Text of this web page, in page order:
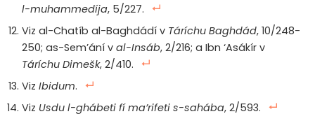
l-muhammedíja, 5/227.
Viz al-Chatíb al-Baghdádí v Táríchu Baghdád, 10/248-
250; as-Sem’ání v al-Insáb, 2/216; a Ibn ‘Asákír v
Táríchu Dimešk, 2/410.
Viz Ibidum.
Viz Usdu l-ghábeti fí ma’rifeti s-sahába, 2/593.